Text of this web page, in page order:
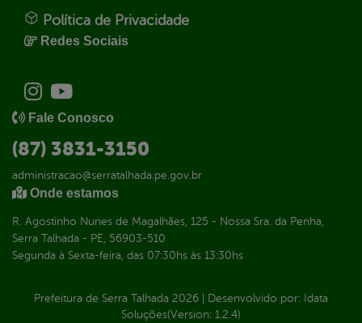
Política de Privacidade
Redes Sociais
Fale Conosco
(87) 3831-3150
administracao@serratalhada.pe.gov.br
Onde estamos
R. Agostinho Nunes de Magalhães, 125 - Nossa Sra. da Penha,
Serra Talhada - PE, 56903-510
Segunda à Sexta-feira, das 07:30hs às 13:30hs
Prefeitura de Serra Talhada 2026 Desenvolvido por: Idata
Soluções(Version: 1.2.4)